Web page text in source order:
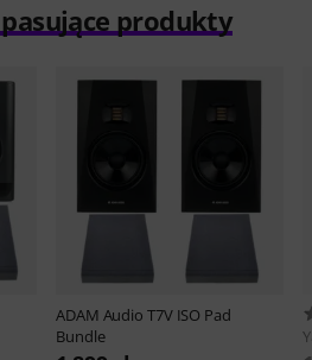
produkty
ADAM Audio T7V ISO Pad
Bundle